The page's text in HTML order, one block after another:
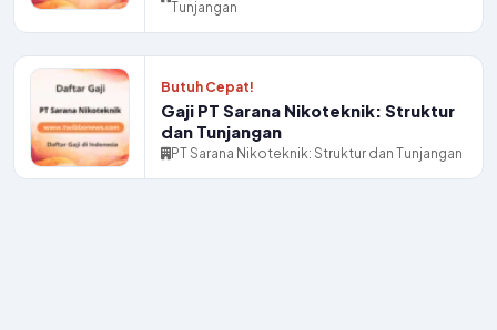
Tunjangan
Butuh Cepat!
Gaji PT Sarana Nikoteknik: Struktur
dan Tunjangan
PT Sarana Nikoteknik: Struktur dan Tunjangan